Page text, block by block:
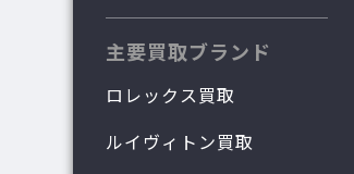
主要買取ブランド
ロレックス買取
ルイヴィトン買取